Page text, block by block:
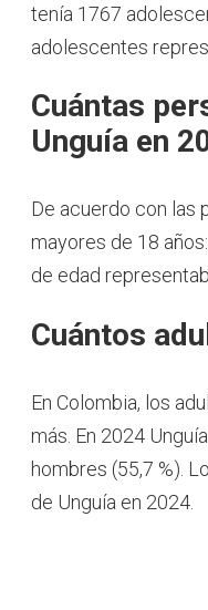
tenía 1767
adolescentes
Cuántas
Unguía en
De acuerdo con las
mayores de 18
de edad
Cuántos
En Colombia, los
más. En 2024
hombres (55,7 %).
de Unguía en 2024.